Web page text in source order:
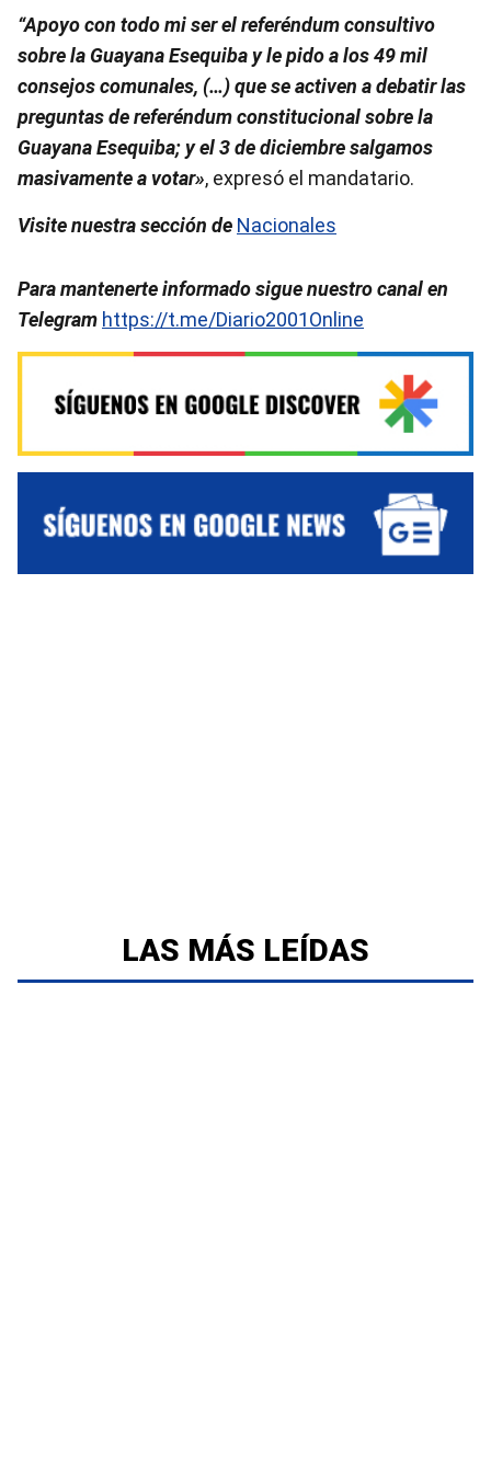
“Apoyo con todo mi ser el referéndum consultivo
sobre la Guayana Esequiba y le pido a los 49 mil
consejos comunales, (…) que se activen a debatir las
preguntas de referéndum constitucional sobre la
Guayana Esequiba; y el 3 de diciembre salgamos
masivamente a votar», expresó el mandatario.
Visite nuestra sección de Nacionales
Para mantenerte informado sigue nuestro canal en
Telegram https://t.me/Diario2001Online
LAS MÁS LEÍDAS